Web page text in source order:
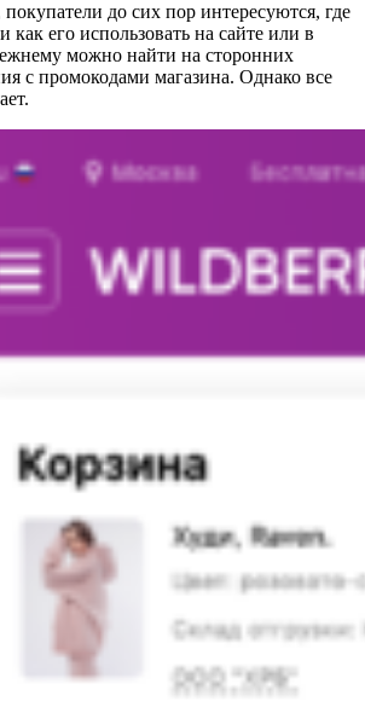
до сих пор интересуются, где
как его использовать на сайте или в
можно найти на сторонних
с промокодами магазина. Однако все